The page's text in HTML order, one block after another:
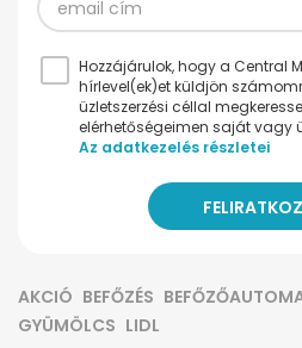
Hozzájárulok, hogy a Central
hírlevel(ek)et küldjön
üzletszerzési céllal
elérhetőségeimen saját vagy
Az adatkezelés részletei
AKCIÓ BEFŐZÉS
GYÜMÖLCS LIDL